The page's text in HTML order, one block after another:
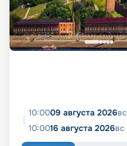
10:0009 августа 2026вс
10:0016 августа 2026вс